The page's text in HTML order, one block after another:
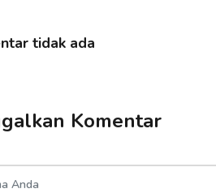
tidak ada
Komentar